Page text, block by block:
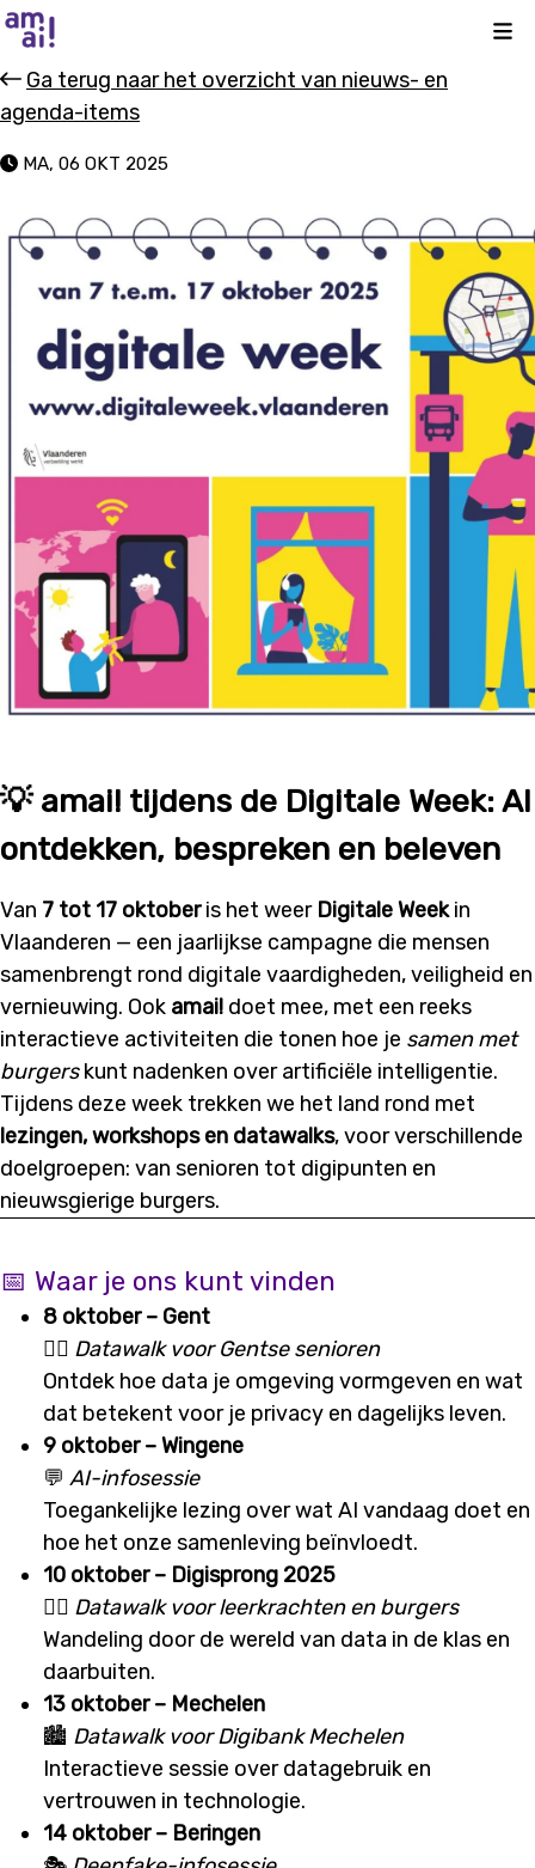
Ga terug naar het overzicht van nieuws- en
agenda-items
MA, 06 OKT 2025
💡 amai! tijdens de Digitale Week: AI
ontdekken, bespreken en beleven
Van 7 tot 17 oktoberis het weer Digitale Weekin
Vlaanderen — een jaarlijkse campagne die mensen
samenbrengt rond digitale vaardigheden, veiligheid en
vernieuwing. Ook amai! doet mee, met een reeks
interactieve activiteiten die tonen hoe je samen met
burgerskunt nadenken over artificiële intelligentie.
Tijdens deze week trekken we het land rond met
lezingen, workshops en datawalks, voor verschillende
doelgroepen: van senioren tot digipunten en
nieuwsgierige burgers.
📅 Waar je ons kunt vinden
8 oktober – Gent
🏃‍♂️ Datawalk voor Gentse senioren
Ontdek hoe data je omgeving vormgeven en wat
dat betekent voor je privacy en dagelijks leven.
9 oktober – Wingene
💬 AI-infosessie
Toegankelijke lezing over wat AI vandaag doet en
hoe het onze samenleving beïnvloedt.
10 oktober – Digisprong 2025
🚶‍♀️ Datawalk voor leerkrachten en burgers
Wandeling door de wereld van data in de klas en
daarbuiten.
13 oktober – Mechelen
🏙 Datawalk voor Digibank Mechelen
Interactieve sessie over datagebruik en
vertrouwen in technologie.
14 oktober – Beringen